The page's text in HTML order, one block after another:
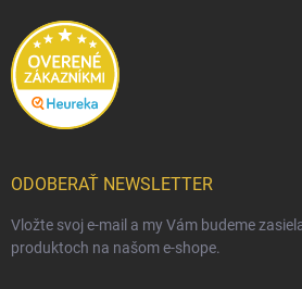
ODOBERAŤ NEWSLETTER
Vložte svoj e-mail a my Vám budeme
produktoch na našom e-shope.